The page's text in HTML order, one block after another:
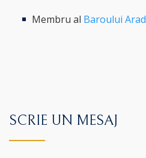
Membru al Baroului Arad
SCRIE UN MESAJ